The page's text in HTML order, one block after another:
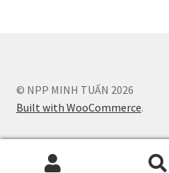
© NPP MINH TUẤN 2026
Built with WooCommerce.